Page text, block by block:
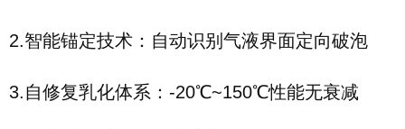
2.智能锚定技术：自动识别气液界面定向破泡
3.自修复乳化体系：-20℃~150℃性能无衰减